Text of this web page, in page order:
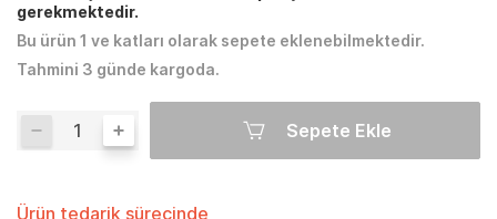
gerekmektedir.
Bu ürün 1 ve katları olarak sepete eklenebilmektedir.
Tahmini 3 günde kargoda.
Sepete Ekle
Ürün tedarik sürecinde